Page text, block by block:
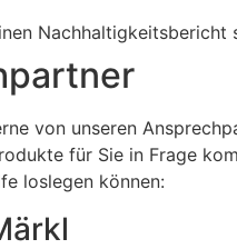
Nachhaltigkeitsbericht
von unseren
für Sie in Frage
loslegen können: